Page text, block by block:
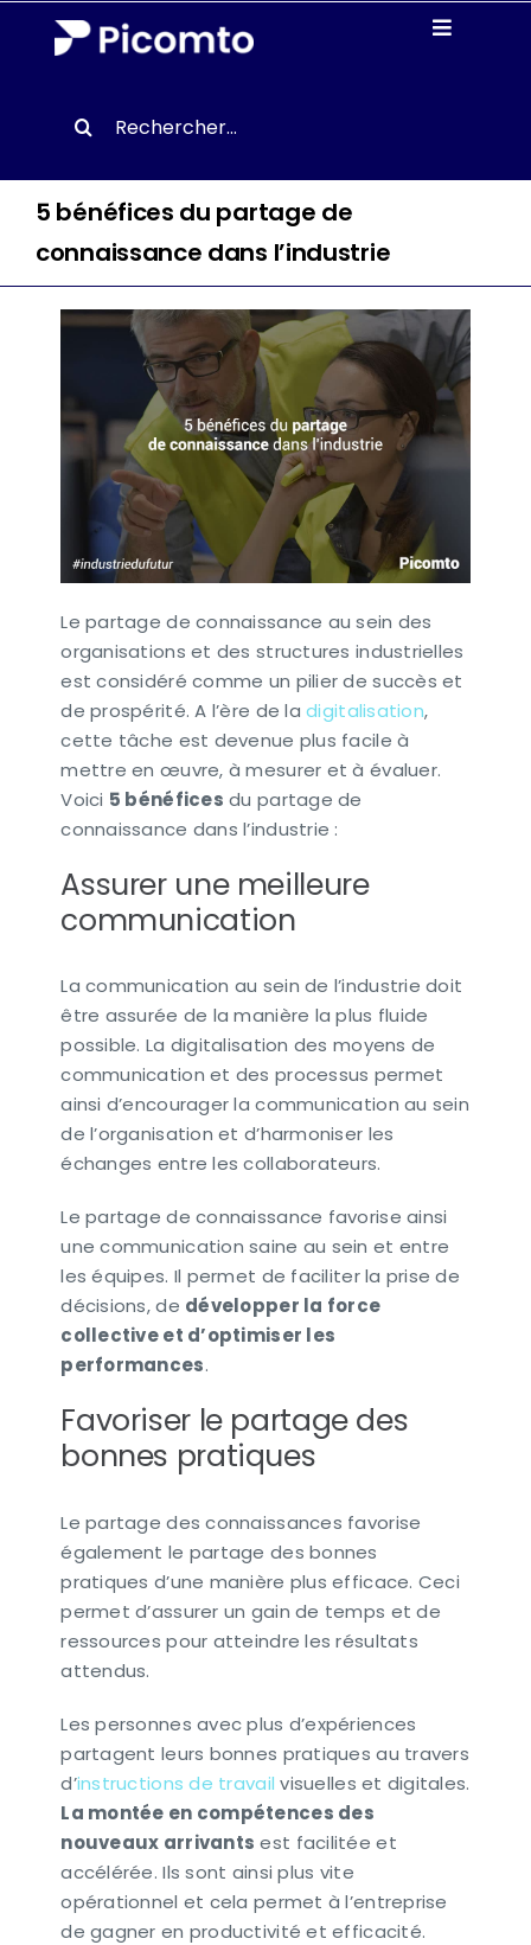
Passer
Toggle
Ressources
À Propos
Demander une démo
Search
5 bénéfices du partage de
connaissance dans l’industrie
Le partage de connaissance au sein des
organisations et des structures industrielles
est considéré comme un pilier de succès et
de prospérité. A l’ère de ladigitalisation,
cette tâche est devenue plus facile à
mettre en œuvre, à mesurer et à évaluer.
Voici 5 bénéfices du partage de
connaissance dans l’industrie :
Assurer une meilleure
communication
La communication au sein de l’industrie doit
être assurée de la manière la plus fluide
possible. La digitalisation des moyens de
communication et des processus permet
ainsi d’encourager la communication au sein
de l’organisation et d’harmoniser les
échanges entre les collaborateurs.
Le partage de connaissance favorise ainsi
une communication saine au sein et entre
les équipes. Il permet de faciliter la prise de
décisions, de développer la force
collective et d’optimiser les
performances.
Favoriser le partage des
bonnes pratiques
Le partage des connaissances favorise
également le partage des bonnes
pratiques d’une manière plus efficace. Ceci
permet d’assurer un gain de temps et de
ressources pour atteindre les résultats
attendus.
Les personnes avec plus d’expériences
partagent leurs bonnes pratiques au travers
d’instructions de travail visuelles et digitales.
La montée en compétences des
nouveaux arrivants est facilitée et
accélérée. Ils sont ainsi plus vite
opérationnel et cela permet à l’entreprise
de gagner en productivité et efficacité.